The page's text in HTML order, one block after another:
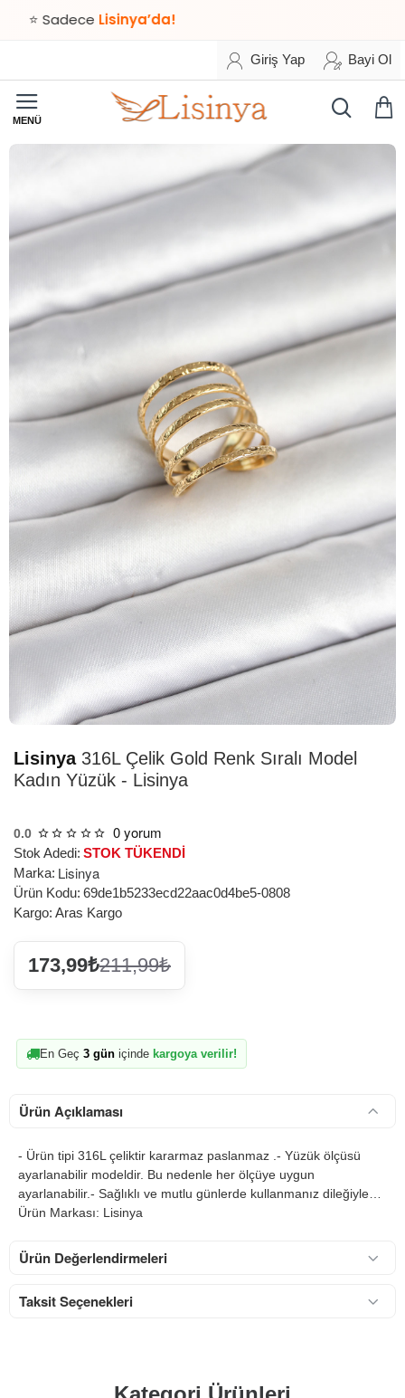
SadeceLisinya’da!
Giriş Yap Bayi Ol
STOK TÜKENDİ
Lisinya316L Çelik Gold Renk Sıralı Model
Kadın Yüzük - Lisinya
0.0 0 yorum
Stok Adedi: STOK TÜKENDİ
Marka: Lisinya
Ürün Kodu: 69de1b5233ecd22aac0d4be5-0808
Kargo: Aras Kargo
173,99₺211,99₺
En Geç 3 gün içinde kargoya verilir!
Ürün Açıklaması
- Ürün tipi 316L çeliktir kararmaz paslanmaz .- Yüzük ölçüsü
ayarlanabilir modeldir. Bu nedenle her ölçüye uygun
ayarlanabilir.- Sağlıklı ve mutlu günlerde kullanmanız dileğiyle…
Ürün Markası: Lisinya
Ürün Değerlendirmeleri
Taksit Seçenekleri